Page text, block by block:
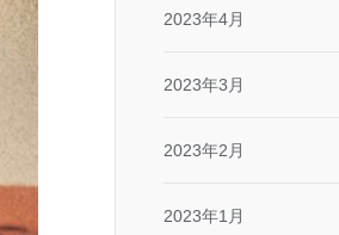
2023年4月
2023年3月
2023年2月
2023年1月